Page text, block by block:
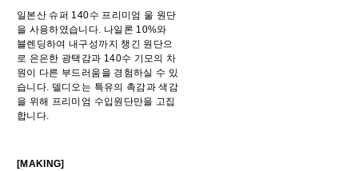
일본산 슈퍼 140수 프리미엄 울 원단
을 사용하였습니다. 나일론 10%와
블렌딩하여 내구성까지 챙긴 원단으
로 은은한 광택감과 140수 기모의 차
원이 다른 부드러움을 경험하실 수 있
습니다. 델디오는 특유의 촉감과 색감
을 위해 프리미엄 수입원단만을 고집
합니다.
[MAKING]